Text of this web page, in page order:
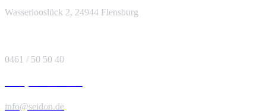
Wasserlooslück 2, 24944 Flensburg
0461 / 50 50 40
info@seidon.de